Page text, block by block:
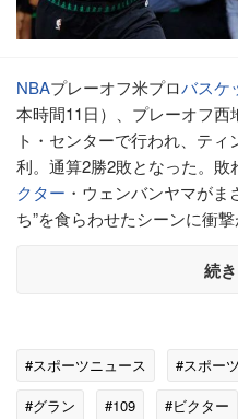
NBAプレーオフ米プロバスケ
本時間11日）、プレーオフ
ト・センターで行われ、テ
利。通算2勝2敗となった。敗
クター ・ウェンバンヤマが
ち”を食らわせたシーンに衝
続
#スポーツニュース #スポー
#グラン
#109 #ビクター